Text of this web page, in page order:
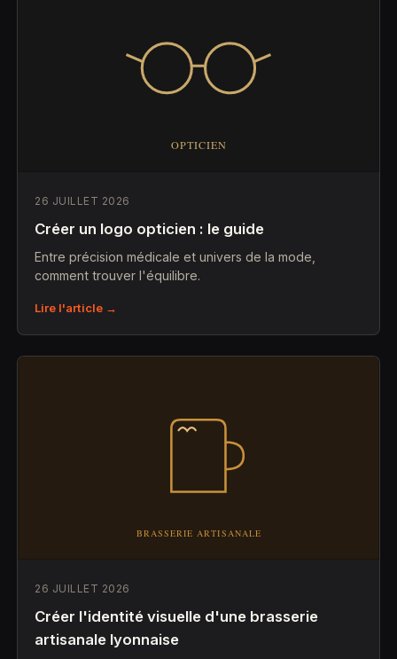
26 JUILLET 2026
Créer un logo opticien : le guide
Entre précision médicale et univers de la mode,
comment trouver l'équilibre.
Lire l'article →
26 JUILLET 2026
Créer l'identité visuelle d'une brasserie
artisanale lyonnaise